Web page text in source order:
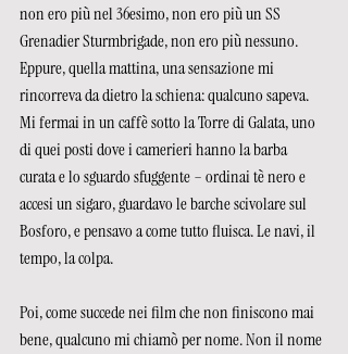
non ero più nel 36esimo, non ero più un SS
Grenadier Sturmbrigade, non ero più nessuno.
Eppure, quella mattina, una sensazione mi
rincorreva da dietro la schiena: qualcuno sapeva.
Mi fermai in un caffè sotto la Torre di Galata, uno
di quei posti dove i camerieri hanno la barba
curata e lo sguardo sfuggente – ordinai tè nero e
accesi un sigaro, guardavo le barche scivolare sul
Bosforo, e pensavo a come tutto fluisca. Le navi, il
tempo, la colpa.
Poi, come succede nei film che non finiscono mai
bene, qualcuno mi chiamò per nome. Non il nome